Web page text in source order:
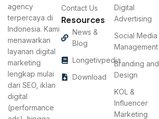
agency
terpercaya di
Indonesia. Kami
menawarkan
layanan digital
marketing
lengkap mulai
dari SEO, iklan
digital
(performance
Contact Us
Resources
News &
Blog
Longetivpedia
Download
Digital
Advertising
Social Media
Management
Branding and
Design
KOL &
Influencer
Marketing